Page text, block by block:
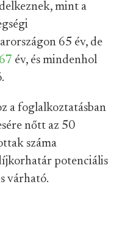
mint a
65 év, de
év, és mindenhol
a foglalkoztatásban
nőtt az 50
száma
potenciális
várható.